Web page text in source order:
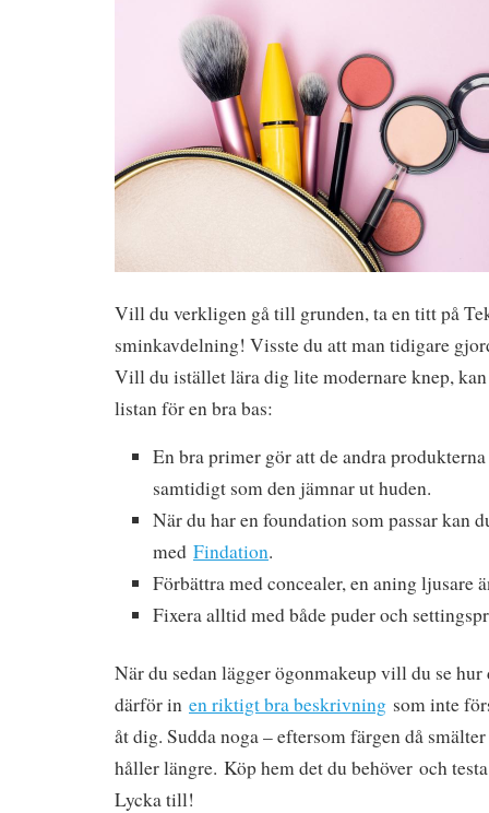
Vill du verkligen gå till grunden, ta en titt på
sminkavdelning! Visste du att man tidigare
Vill du istället lära dig lite modernare knep,
listan för en bra bas:
En bra primer gör att de andra
samtidigt som den jämnar ut huden.
När du har en foundation som passar kan
med Findation.
Förbättra med concealer, en aning ljusare
Fixera alltid med både puder och
När du sedan lägger ögonmakeup vill du se
därför in en riktigt bra beskrivning som inte
åt dig. Sudda noga – eftersom färgen då
håller längre. Köp hem det du behöver och
Lycka till!